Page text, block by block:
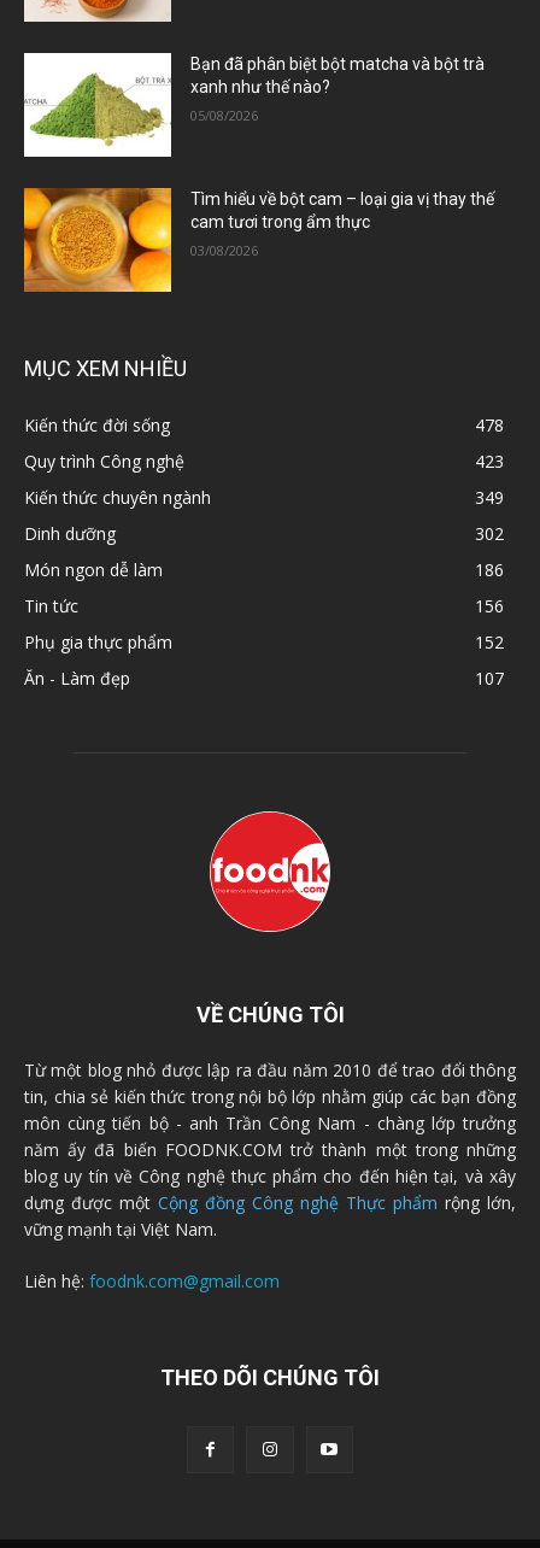
Bạn đã phân biệt bột matcha và bột trà
xanh như thế nào?
05/08/2026
Tìm hiểu về bột cam – loại gia vị thay thế
cam tươi trong ẩm thực
03/08/2026
MỤC XEM NHIỀU
Kiến thức đời sống
478
Quy trình Công nghệ
423
Kiến thức chuyên ngành
349
Dinh dưỡng
302
Món ngon dễ làm
186
Tin tức
156
Phụ gia thực phẩm
152
Ăn - Làm đẹp
107
VỀ CHÚNG TÔI
Từ một blog nhỏ được lập ra đầu năm 2010 để trao đổi thông
tin, chia sẻ kiến thức trong nội bộ lớp nhằm giúp các bạn đồng
môn cùng tiến bộ - anh Trần Công Nam - chàng lớp trưởng
năm ấy đã biến FOODNK.COM trở thành một trong những
blog uy tín về Công nghệ thực phẩm cho đến hiện tại, và xây
dựng được một Cộng đồng Công nghệ Thực phẩm rộng lớn,
vững mạnh tại Việt Nam.
Liên hệ: foodnk.com@gmail.com
THEO DÕI CHÚNG TÔI